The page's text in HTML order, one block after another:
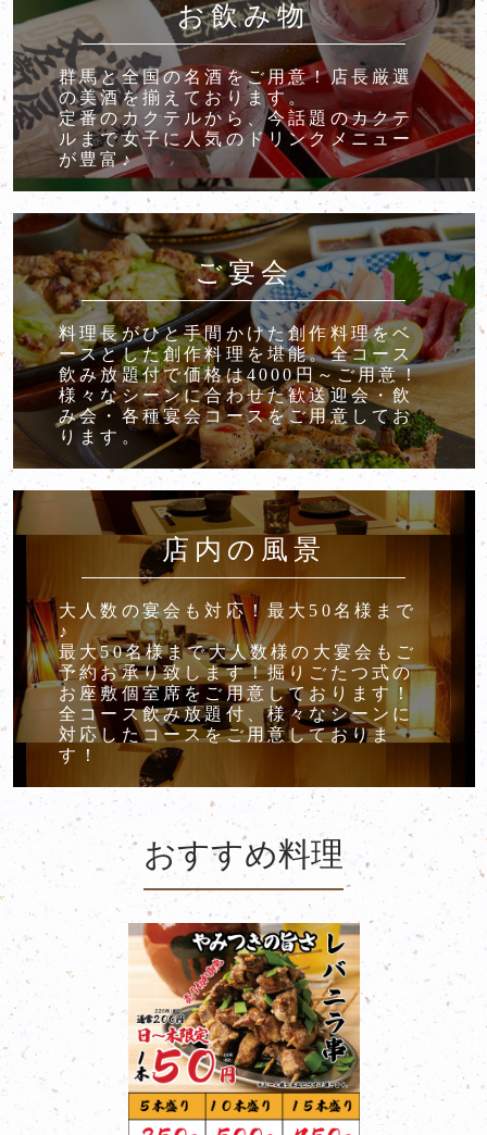
お飲み物
群馬と全国の名酒をご用意！店長厳選
の美酒を揃えております。
定番のカクテルから、今話題のカクテ
ルまで女子に人気のドリンクメニュー
が豊富♪
ご宴会
料理長がひと手間かけた創作料理をベ
ースとした創作料理を堪能。全コース
飲み放題付で価格は4000円～ご用意！
様々なシーンに合わせた歓送迎会・飲
み会・各種宴会コースをご用意してお
ります。
店内の風景
大人数の宴会も対応！最大50名様まで
♪
最大50名様まで大人数様の大宴会もご
予約お承り致します！掘りごたつ式の
お座敷個室席をご用意しております！
全コース飲み放題付、様々なシーンに
対応したコースをご用意しておりま
す！
おすすめ料理